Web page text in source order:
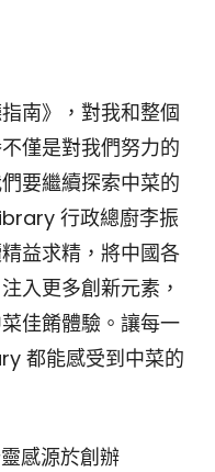
南》，對我和整個
僅是對我們努力的
要繼續探索中菜的
行政總廚李振
益求精，將中國各
入更多創新元素，
佳餚體驗。讓每一
都能感受到中菜的
感源於創辦